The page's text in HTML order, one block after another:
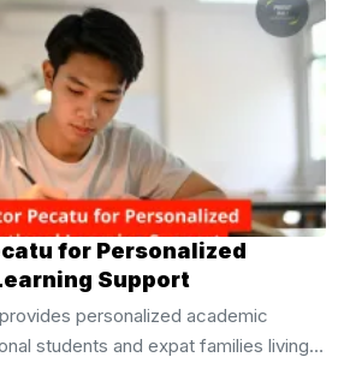
稳定练习中不断提升英语能力。 欢迎
shop 了解更多课程资讯，并
习方案，让每一次课程都成为迈向国际
岛英语家教 如何打造更高效的学习方
间内完成的目标，而是一个持续积累
此，专业的巴厘岛英语家教不仅关注学
视学生是否能够自然运用英语进行交
根据每位学生的学习速度灵活调整课
握基础知识时，课程便会逐步加入更多
过程更加顺畅，也让英语真正融入生
习安排能够帮助学生保持稳定进步。
一堂课进行延伸，因此知识能够不断累
calm coastal environment. As more
community, the need for high
also continues to increase.
Expat Tutor Pererenan services are
for Personalized
Support
personalized academic
students and expat families living